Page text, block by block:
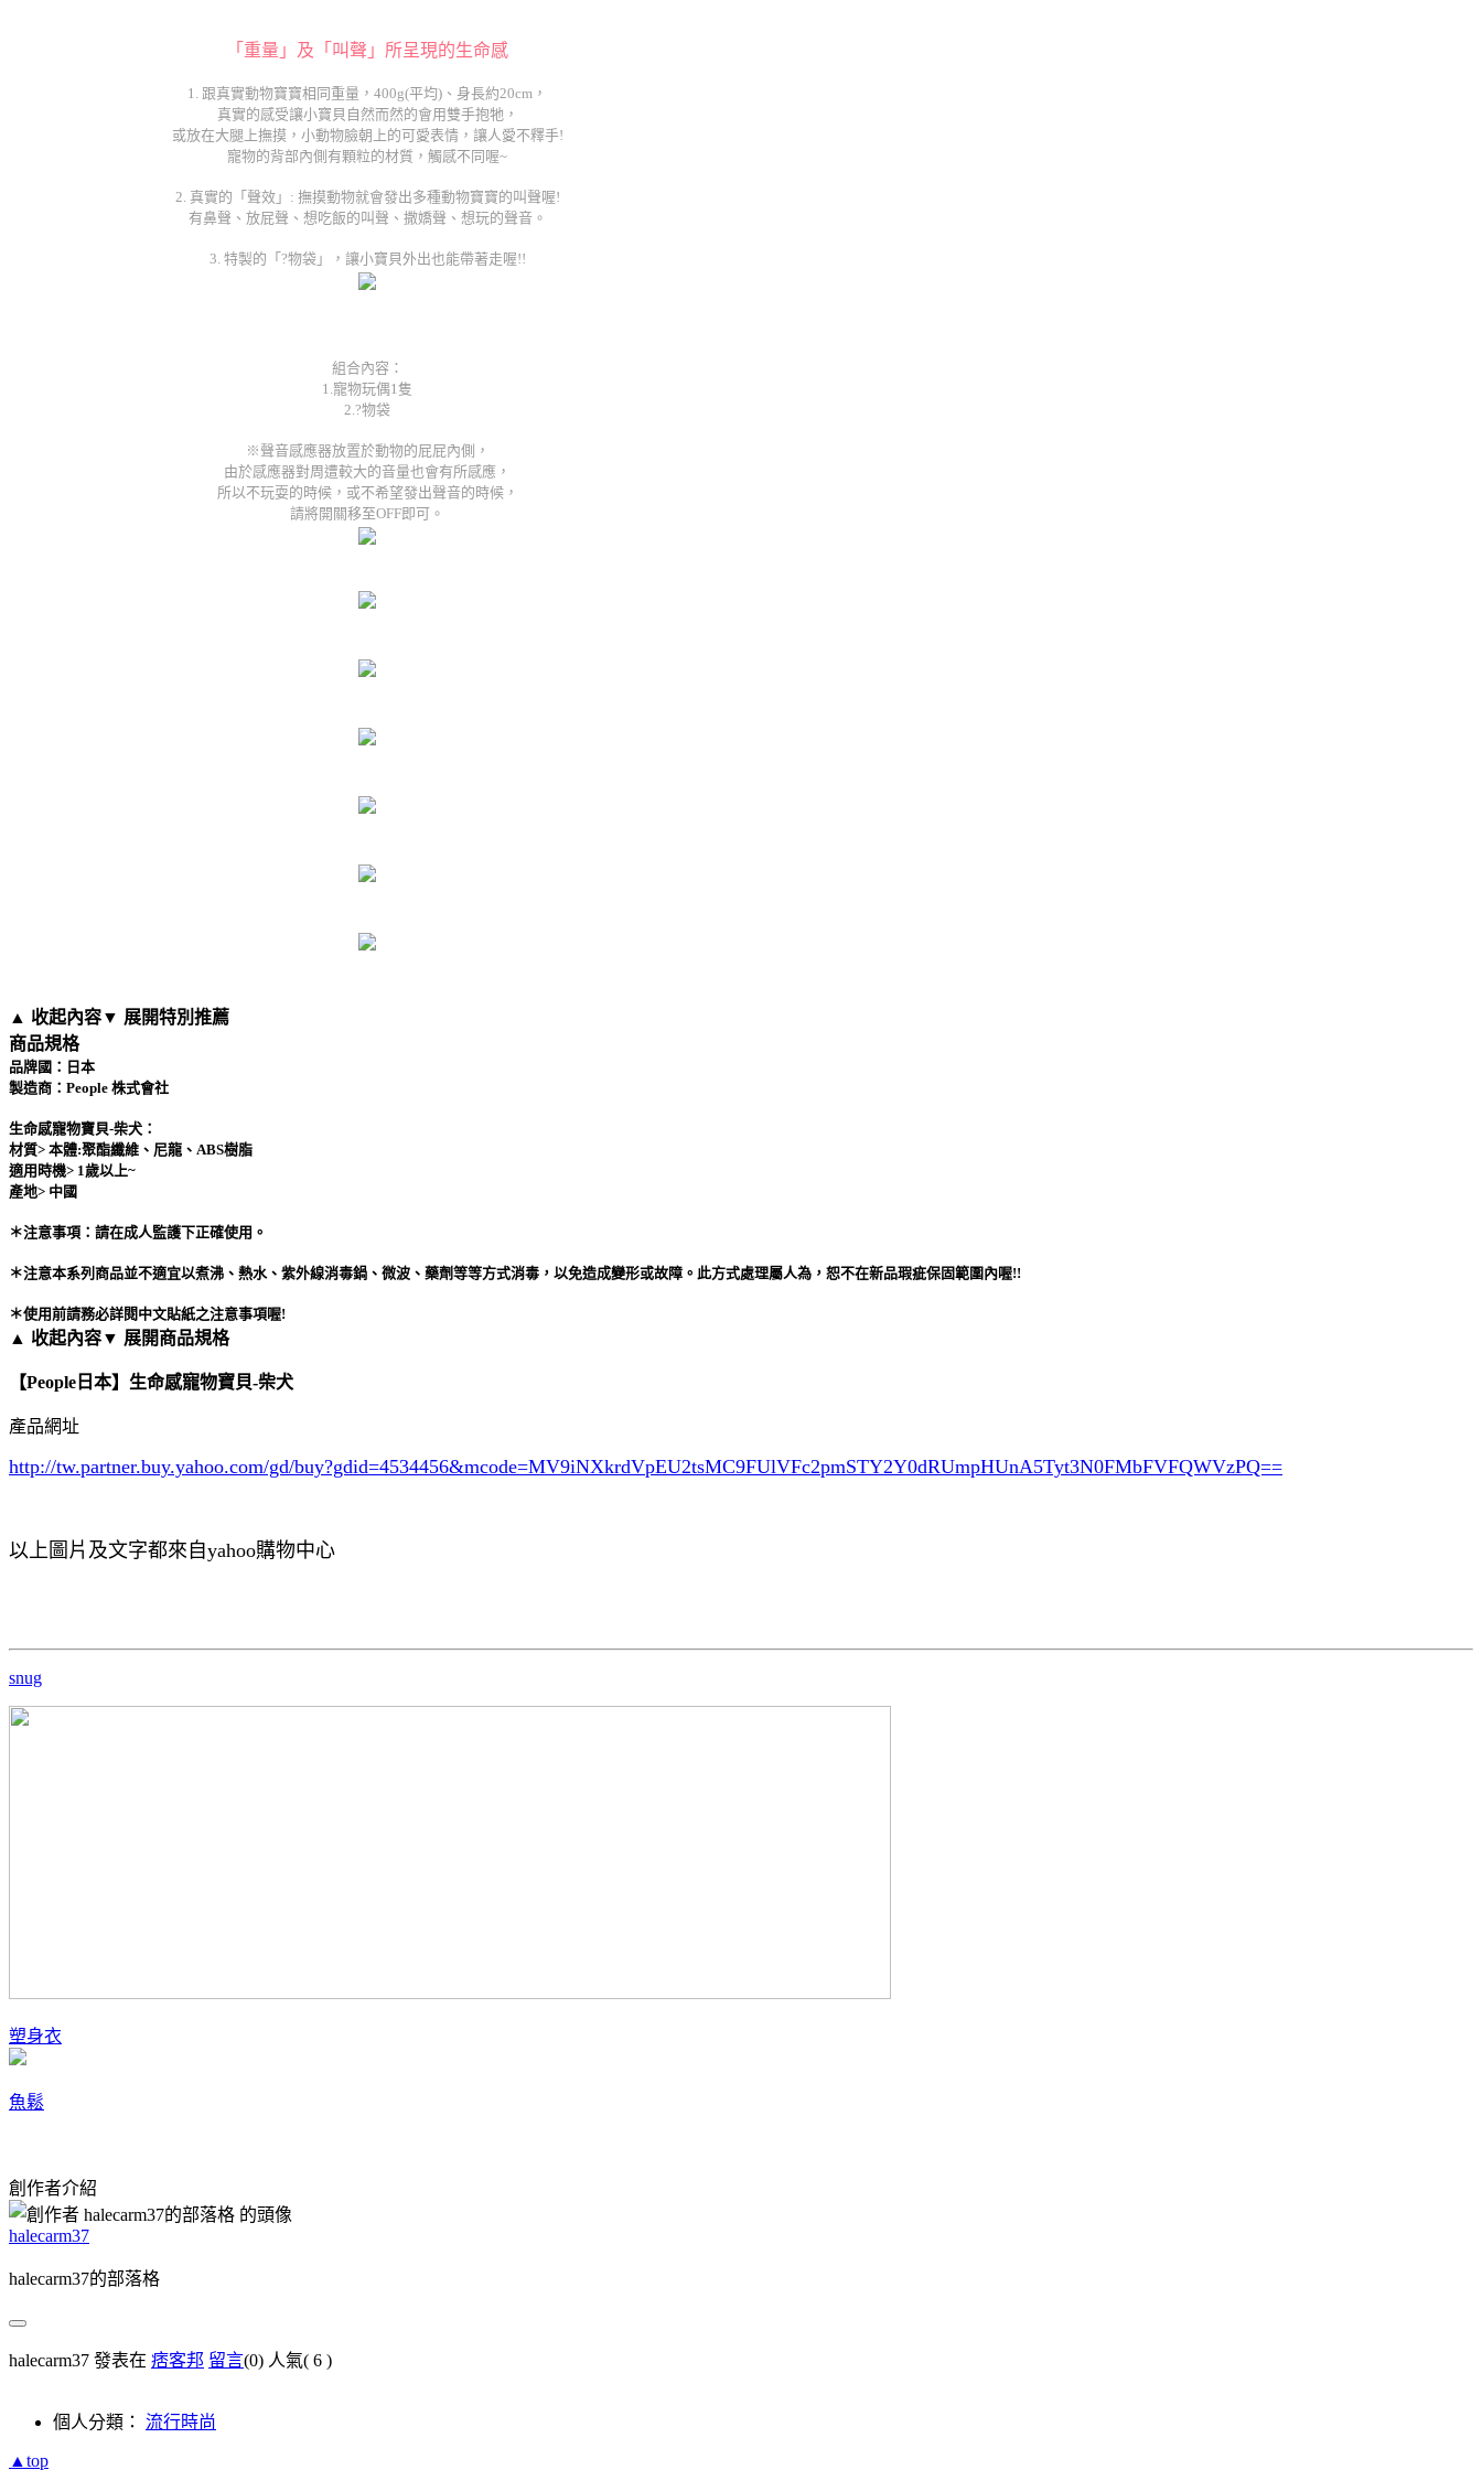
「重量」及「叫聲」所呈現的生命感
1. 跟真實動物寶寶相同重量，400g(平均)、身長約20cm，
真實的感受讓小寶貝自然而然的會用雙手抱牠，
或放在大腿上撫摸，小動物臉朝上的可愛表情，讓人愛不釋手!
寵物的背部內側有顆粒的材質，觸感不同喔~
2. 真實的「聲效」: 撫摸動物就會發出多種動物寶寶的叫聲喔!
有鼻聲、放屁聲、想吃飯的叫聲、撒嬌聲、想玩的聲音。
3. 特製的「?物袋」，讓小寶貝外出也能帶著走喔!!
組合內容：
1.寵物玩偶1隻
2.?物袋
※聲音感應器放置於動物的屁屁內側，
由於感應器對周遭較大的音量也會有所感應，
所以不玩耍的時候，或不希望發出聲音的時候，
請將開關移至OFF即可。
▲ 收起內容▼ 展開特別推薦
商品規格
品牌國：日本
製造商：People 株式會社
生命感寵物寶貝-柴犬：
材質> 本體:聚酯纖維、尼龍、ABS樹脂
適用時機> 1歲以上~
產地> 中國
＊注意事項：請在成人監護下正確使用。
＊注意本系列商品並不適宜以煮沸、熱水、紫外線消毒鍋、微波、藥劑等等方式消毒，以免造成變形或故障。此方式處理屬人為，恕不在新品瑕疵保固範圍內喔!!
＊使用前請務必詳閱中文貼紙之注意事項喔!
▲ 收起內容▼ 展開商品規格
【People日本】生命感寵物寶貝-柴犬
產品網址
http://tw.partner.buy.yahoo.com/gd/buy?gdid=4534456&mcode=MV9iNXkrdVpEU2tsMC9FUlVFc2pmSTY2Y0dRUmpHUnA5Tyt3N0FMbFVFQWVzPQ==
以上圖片及文字都來自yahoo購物中心
snug
塑身衣
魚鬆
創作者介紹
halecarm37
halecarm37的部落格
halecarm37 發表在 痞客邦 留言(0) 人氣( 6 )
個人分類： 流行時尚
▲top